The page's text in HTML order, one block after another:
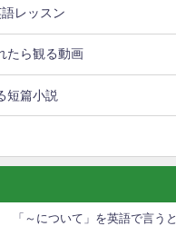
レッスン
たら観る動画
短篇小説
「～について」を英語で言うと